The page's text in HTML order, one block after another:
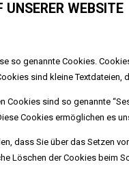
UNSERER WEBSITE
so genannte Cookies.
sind kleine
Cookies sind so genannte
Cookies ermöglichen es
dass Sie über das Setzen
Löschen der Cookies beim